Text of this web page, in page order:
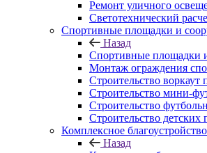
Ремонт уличного
Светотехнический
Спортивные площадки и
Назад
Спортивные площадки
Монтаж ограждения
Строительство воркаут
Строительство мини-
Строительство
Строительство детских
Комплексное
Назад